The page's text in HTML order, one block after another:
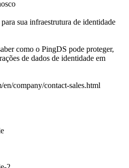
sua infraestrutura de identidade
como o PingDS pode proteger,
de dados de identidade em
company/contact-sales.html